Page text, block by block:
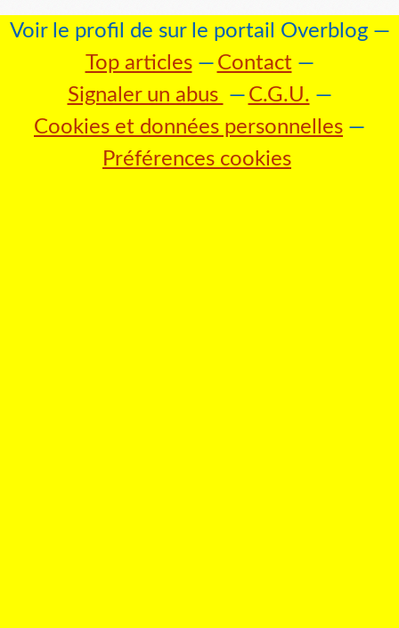
Voir le profil de sur le portail Overblog
Top articles
Contact
Signaler un abus
C.G.U.
Cookies et données personnelles
Préférences cookies